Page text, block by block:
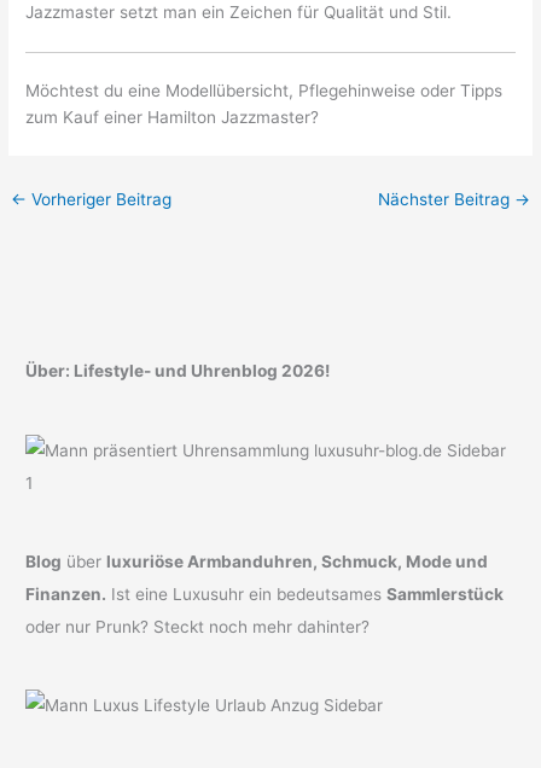
Jazzmaster setzt man ein Zeichen für Qualität und Stil.
Möchtest du eine Modellübersicht, Pflegehinweise oder Tipps
zum Kauf einer Hamilton Jazzmaster?
← Vorheriger Beitrag Nächster Beitrag →
Über: Lifestyle- und Uhrenblog 2026!
Blog über luxuriöse Armbanduhren, Schmuck, Mode und
Finanzen. Ist eine Luxusuhr ein bedeutsamesSammlerstück
oder nur Prunk? Steckt noch mehr dahinter?